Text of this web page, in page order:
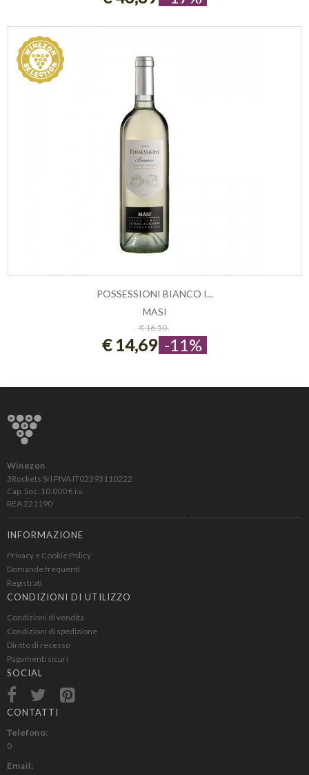
ESAURITO
POSSESSIONI BIANCO I...
MASI
€ 16,50
€ 14,69 -11%
Winezon
3Rockets Srl PIVA IT02393110222
Cap. Soc. 10.000 € i.v.
REA 221190
INFORMAZIONE
Privacy e Cookie Policy
Domande frequenti
Registrati
CONDIZIONI DI UTILIZZO
Condizioni di vendita
Condizioni di spedizione
Diritto di recesso
Pagamenti sicuri
SOCIAL
CONTATTI
Telefono:
0
Email: